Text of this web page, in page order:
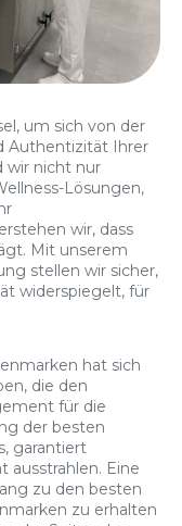
um sich von der
Authentizität Ihrer
wir nicht nur
Lösungen,
wir, dass
Mit unserem
stellen wir sicher,
widerspiegelt, für
hat sich
die den
für die
der besten
garantiert
ausstrahlen. Eine
zu den besten
zu erhalten